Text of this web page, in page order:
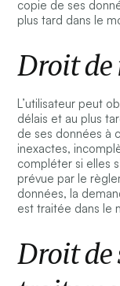
copie de ses
plus tard dans le
Droit
L’utilisateur peut
délais et au plus
de ses données à
inexactes,
compléter si elles
prévue par le
données, la
est traitée dans le
Droit de